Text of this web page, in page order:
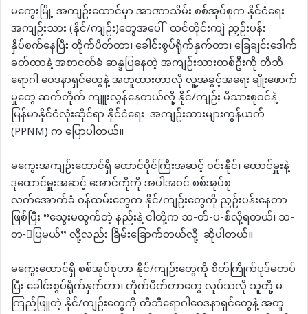
မကွေးမြို့ အကျဉ်းထောင်မှာ အာဏာသိမ်း စစ်အုပ်စုက နိုင်ငံရေး
အကျဉ်းသား (နိုင်/ကျဉ်း)တွေအပေါ် ထင်တိုင်းကျဲ ညှဉ်းပန်း
နှိပ်စက်နေပြီး တိုက်ပိတ်တာ၊ ခေါင်းစွပ်ရိုက်နှက်တာ၊ ခြေချင်းဒေါက်
ခတ်တာနဲ့ အစာငတ်ခံ ဆန္ဒပြနေတဲ့ အကျဉ်းသားတစ်ဦးကို တီဘီ
ရောဂါ ဝေဒနာရှင်တွေနဲ့ အတူထားတာလို လူ့အခွင့်အရေး ချိုးဖောက်
မှုတွေ ဆက်တိုက် ကျူးလွန်နေတယ်လို့ နိုင်/ကျဉ်း မိသားစုဝင်နဲ့
မြန်မာနိုင်ငံလုံးဆိုင်ရာ နိုင်ငံရေး အကျဥ်းသားများကွန်ယက်
(PPNM) က ပြောပါတယ်။
မကွေးအကျဉ်းထောင်ရှိ ထောင်ပိုင်ကြီးအဆင့် ဝင်းနိုင်၊ ထောင်မှူးနဲ့
ဒုထောင်မှူးအဆင့် အောင်ကိုကို အပါအဝင် စစ်အုပ်စု
လက်အောက်ခံ ဝန်ထမ်းတွေက နိုင်/ကျဉ်းတွေကို ညှဉ်းပန်းနေတာ
ဖြစ်ပြီး “သွေးမထွက်တဲ့ နည်းနဲ့ ငါတို့က သ-တ်-ပ-စ်လို့ရတယ်၊ သ-
တ-်ပြမယ်” လို့လည်း ခြိမ်းခြောက်တယ်လို့ ဆိုပါတယ်။
မကွေးထောင်ရှိ စစ်အုပ်စုဟာ နိုင်/ကျဉ်းတွေကို စိတ်ကြိုက်ပုဒ်မတပ်
ပြီး ခေါင်းစွပ်ရိုက်နှက်တာ၊ တိုက်ပိတ်တာတွေ လုပ်သလို သူတို့ မ
ကြည်ဖြူတဲ့ နိုင်/ကျဉ်းတွေကို တီဘီရောဂါဝေဒနာရှင်တွေနဲ့ အတူ